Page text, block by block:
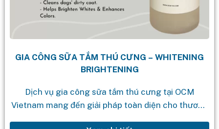
GIA CÔNG SỮA TẮM THÚ CƯNG – WHITENING
BRIGHTENING
Dịch vụ gia công sữa tắm thú cưng tại OCM
Vietnam mang đến giải pháp toàn diện cho thương